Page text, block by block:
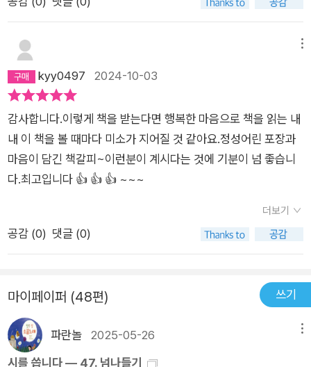
합하는 것'을 뜻한다."- [통섭], <2장. 학문의 거대한 가지들>, 에
드워드 윌슨, 1998.​"... '통섭(統攝/consilience)'... 다른 분야에
서 탄탄하게 검증된 지식에 순응하는 어떤 분야의 단위와 과정
은 이론과 실천에 있어서 그렇지 않은 경우보다 '일관성'의 측면
에서 더 우월하다고 입증되었다."- [통섭], <9장. 사회과학>, 에
드워드 윌슨, 1998.​"... 한 가지 부류의 설명... 그 설명을 통해 우
리는 다양한 수준의 시공간과 복잡성을 넘나들어 결국에 '통섭'이
라는 방법으로 여러 분과들의 흩어진 사실들을 통일한다. '통
는 어디로 가고 있는가>, 에드워드 윌슨, 1998.​"'통섭(統攝/Con
silience)' 세계관의 요점은 인간 종의 고유한 특성인 문화가 자연
과학과 인과적인 설명으로 연결될 때에만 온전한 의미를 갖는다
의 최전선에 있다."- [통섭], <12장>, 에드워드 윌슨, 2005.​​지금
의 과학자들에게 '과학자(Scientist)'라는 말을 안겨주었다던 19
세기 자연철학자 윌리엄 휴얼(William Whewell : 1794~1866)
이 처음 사용했다는 '통섭'은 원어로 'consilience'인데, [통섭]
들은 무질서를 보고 질서를 창조하려는 부류와 질서에 맞닥뜨려
무질서를 만듦으로써 이에 대항하려 했던 부류이다. 그 둘 사이의
긴장이 지식을 앞으로 나아가게 한다. 그 긴장이 지그재그형 진보
를 통해 우리를 들어 올린다. 그리고 여러 사상들이 다원주의적으
로 서로 경쟁할 때 승자는 늘 질서의 편에 서 있다. 왜냐하면 그것
이 실제 세계가 작동하는 방식이기 때문이다. (96면) 8. 경제학
자 폴 새뮤엘슨이 언젠가 말했드시 이론은 거듭되는 장례식을 통
해 진보한다. (111면) 9. 오컴의 면도날이라는 용어는 1320년에
을수록 좋기 때문에 필요 이상의 전제들을 사용하는 것은 헛될 수
밖에 없다”라고 말했다. (111면) 10. 다양한 현상들에 대한 여러
설명들을 서로 연결하고 일치시킬 수 있을 때 가장 경쟁력 있는
설명이 된다. (113면) 11. 궁극적으로 과학자들을 흥분시키는 것
은 복잡성이지 단순성이 아니다. 환원주의는 그 복잡성을 이해하
는 유일한 방법이다. 환원주의 없이 복잡성을 추구하면 예술이 탄
생하지만 환원주의로 무장하고 복잡성을 탐구하면 그것은 과학
이 된다. (114면) 12. 결론이 전제로부터 완벽하게 따라 나온다.
kyy0497 2024-10-03
감사합니다.이렇게 책을 받는다면 행복한 마음으로 책을 읽는 내
내 이 책을 볼 때마다 미소가 지어질 것 같아요.정성어린 포장과
마음이 담긴 책갈피~이런분이 계시다는 것에 기분이 넘 좋습니
다.최고입니다 👍 👍 👍 ~~~
더보기
공감 (0) 댓글 (0)
마이페이퍼 (48편) 쓰기
파란놀 2025-05-26
시를 씁니다 ― 47. 넘나들기